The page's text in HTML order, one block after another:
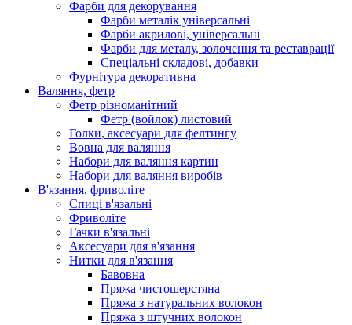
Фарби для декорування
Фарби металік універсальні
Фарби акрилові, універсальні
Фарби для металу, золочення та реставрації
Спеціальні складові, добавки
Фурнітура декоративна
Валяння, фетр
Фетр різноманітний
Фетр (войлок) листовий
Голки, аксесуари для фелтингу
Вовна для валяння
Набори для валяння картин
Набори для валяння виробів
В'язання, фриволіте
Спиці в'язальні
Фриволіте
Гачки в'язальні
Аксесуари для в'язання
Нитки для в'язання
Бавовна
Пряжа чистошерстяна
Пряжа з натуральних волокон
Пряжа з штучних волокон